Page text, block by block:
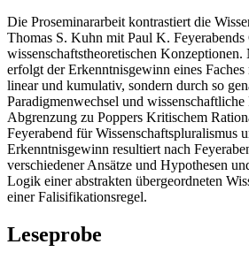
Die Proseminararbeit kontrastiert die
Thomas S. Kuhn mit Paul K.
wissenschaftstheoretischen
erfolgt der Erkenntnisgewinn eines
linear und kumulativ, sondern durch so
Paradigmenwechsel und
Abgrenzung zu Poppers Kritischem
Feyerabend für Wissenschaftspluralismus
Erkenntnisgewinn resultiert nach
verschiedener Ansätze und Hypothesen
Logik einer abstrakten übergeordneten
einer Falisifikationsregel.
Leseprobe